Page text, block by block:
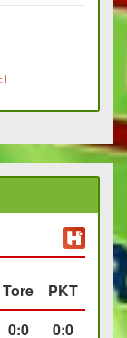
Tore
PKT
0:0
0:0